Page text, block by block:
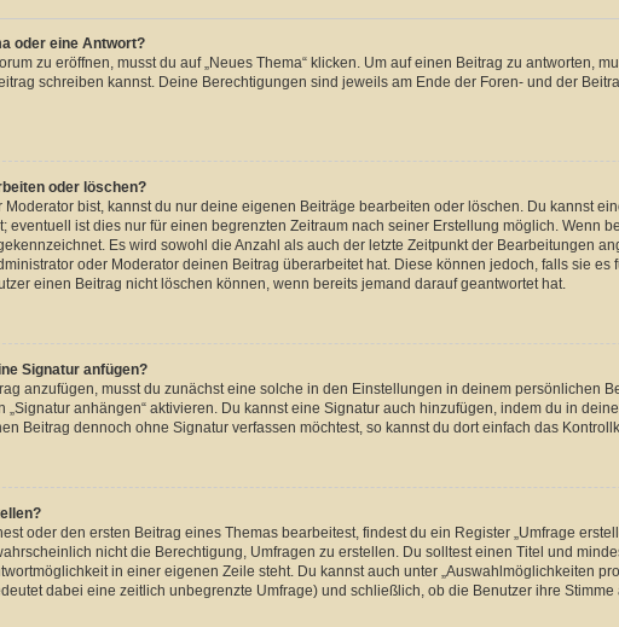
oder eine Antwort?
zu eröffnen, musst du auf „Neues Thema“ klicken. Um auf einen Beitrag zu antworten,
schreiben kannst. Deine Berechtigungen sind jeweils am Ende der Foren- und der
oder löschen?
bist, kannst du nur deine eigenen Beiträge bearbeiten oder löschen. Du kannst
eventuell ist dies nur für einen begrenzten Zeitraum nach seiner Erstellung möglich. Wenn
Es wird sowohl die Anzahl als auch der letzte Zeitpunkt der Bearbeitungen
oder Moderator deinen Beitrag überarbeitet hat. Diese können jedoch, falls sie
einen Beitrag nicht löschen können, wenn bereits jemand darauf geantwortet hat.
Signatur anfügen?
anzufügen, musst du zunächst eine solche in den Einstellungen in deinem persönlichen
„Signatur anhängen“ aktivieren. Du kannst eine Signatur auch hinzufügen, indem du in
Beitrag dennoch ohne Signatur verfassen möchtest, so kannst du dort einfach das
oder den ersten Beitrag eines Themas bearbeitest, findest du ein Register „Umfrage
nicht die Berechtigung, Umfragen zu erstellen. Du solltest einen Titel und
in einer eigenen Zeile steht. Du kannst auch unter „Auswahlmöglichkeiten
dabei eine zeitlich unbegrenzte Umfrage) und schließlich, ob die Benutzer ihre